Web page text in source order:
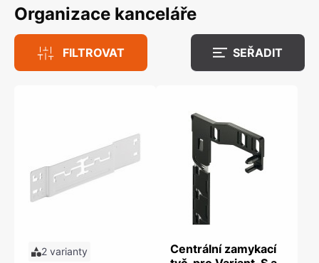
Organizace kanceláře
FILTROVAT SEŘADIT
2 varianty
Centrální zamykací